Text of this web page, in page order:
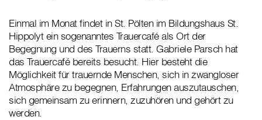
Einmal im Monat findet in St. Pölten im Bildungshaus St.
Hippolyt ein sogenanntes Trauercafé als Ort der
Begegnung und des Trauerns statt. Gabriele Parsch hat
das Trauercafé bereits besucht. Hier besteht die
Möglichkeit für trauernde Menschen, sich in zwangloser
Atmosphäre zu begegnen, Erfahrungen auszutauschen,
sich gemeinsam zu erinnern, zuzuhören und gehört zu
werden.